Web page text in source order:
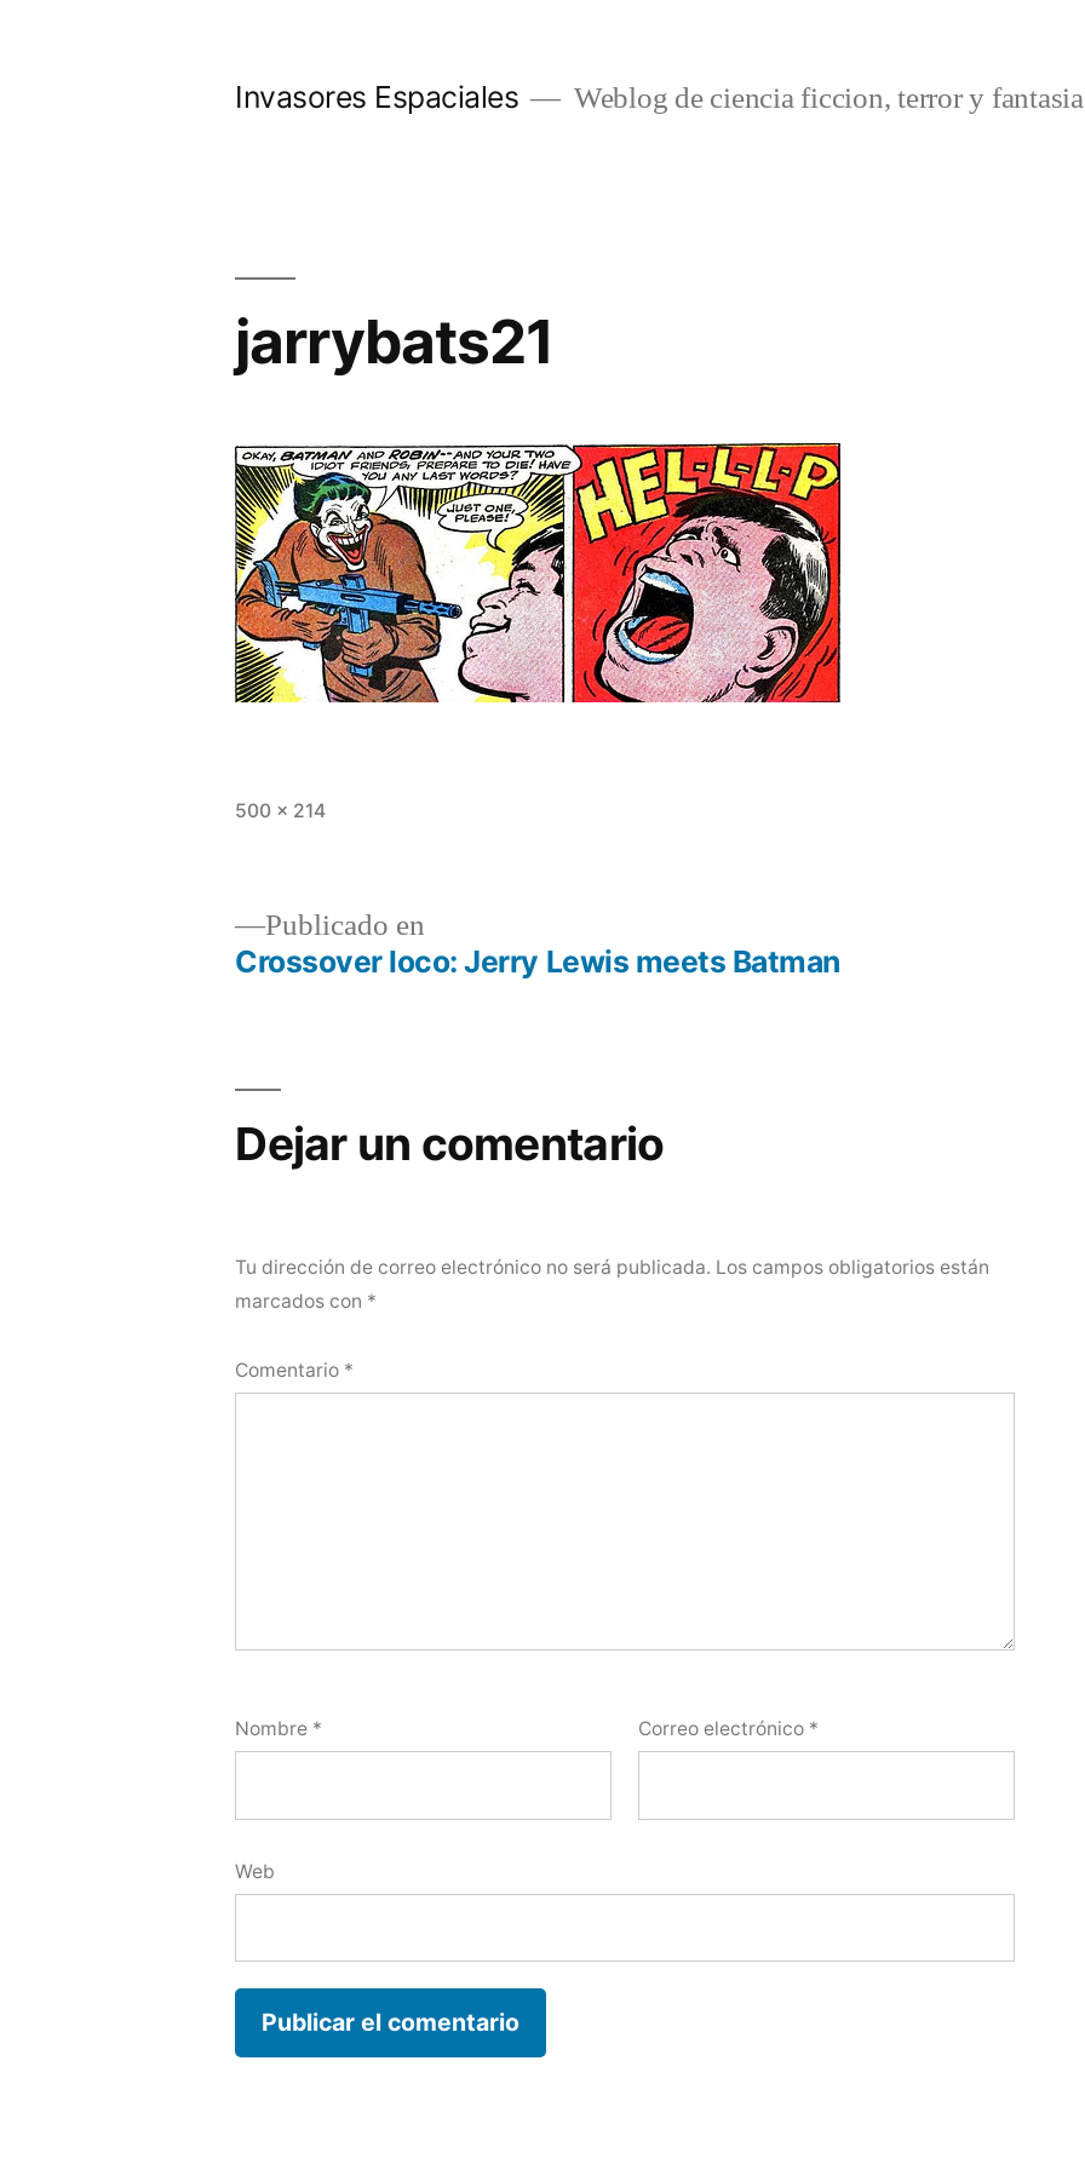
Invasores Espaciales Weblog de ciencia ficcion, terror y fantasia
jarrybats21
Tamaño
500 × 214
Navegación
entradas
Publicado en
Crossover loco: Jerry Lewis meets Batman
Dejar un comentario
Tu dirección de correo electrónico no será publicada. Los campos obligatorios están
marcados con *
Comentario *
Nombre * Correo electrónico *
Web